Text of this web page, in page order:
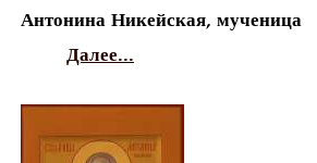
Антонина Никейская, мученица
Далее...